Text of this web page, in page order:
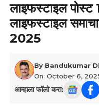
लाइफस्टाइल पोस्ट
लाइफस्टाइल
2025
By Bandukumar
On: October 6,
आम्हाला फॉलो करा: